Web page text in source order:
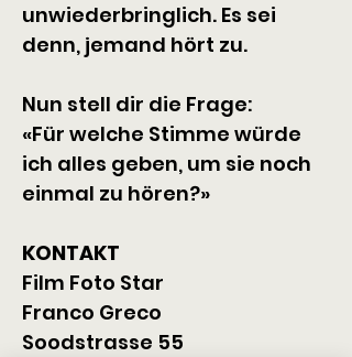
unwiederbringlich. Es sei
denn, jemand hört zu.
Nun stell dir die Frage:
«Für welche Stimme würde
ich alles geben, um sie noch
einmal zu hören?»
KONTAKT
Film Foto Star
Franco Greco
Soodstrasse 55